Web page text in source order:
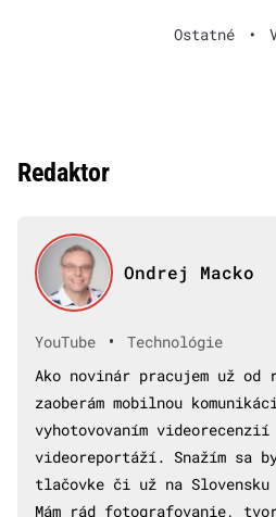
Ostatné •
Redaktor
Ondrej Macko
YouTube •
Technológie
Ako novinár pracujem už od
zaoberám mobilnou
vyhotovovaním
videoreportáží. Snažím sa
tlačovke či už na
Mám rád fotografovanie,